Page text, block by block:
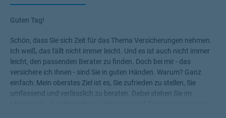
Guten Tag!
Schön, dass Sie sich Zeit für das Thema Versicherungen nehmen.
Ich weiß, das fällt nicht immer leicht. Und es ist auch nicht immer
leicht, den passenden Berater zu finden. Doch bei mir - das
versichere ich Ihnen - sind Sie in guten Händen. Warum? Ganz
einfach: Mein oberstes Ziel ist es, Sie zufrieden zu stellen, Sie
umfassend und verlässlich zu beraten. Dabei stehen Sie im